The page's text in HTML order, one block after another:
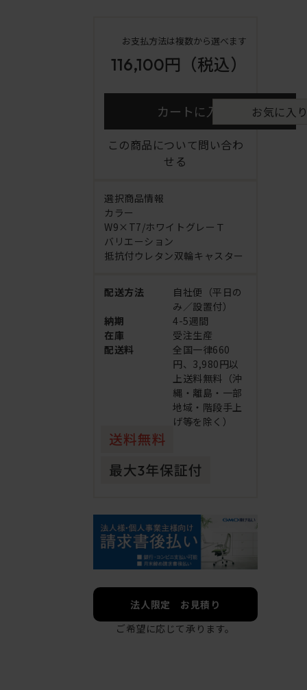
お支払方法は複数から選べます
116,100円 （税込）
カートに入れる お気に入
この商品について問い合わ
せる
選択商品情報
カラー
W9×T7/ホワイトグレーＴ
バリエーション
抵抗付ウレタン双輪キャスター
配送方法
自社便（平日の
み／設置付）
納期
4-5週間
在庫
受注生産
配送料
全国一律660
円、3,980円以
上送料無料（沖
縄・離島・一部
地域・階段手上
げ等を除く）
法人限定 お見積り
ご希望に応じて承ります。